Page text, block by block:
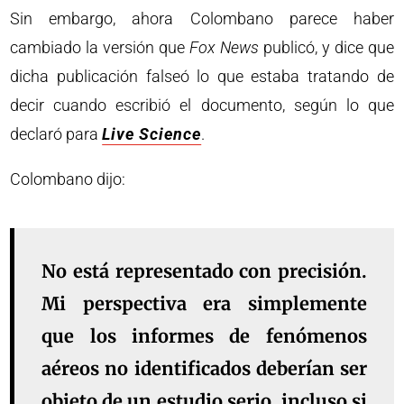
Sin embargo, ahora Colombano parece haber
cambiado la versión que Fox News publicó, y dice que
dicha publicación falseó lo que estaba tratando de
decir cuando escribió el documento, según lo que
declaró paraLive Science.
Colombano dijo:
No está representado con precisión.
Mi perspectiva era simplemente
que los informes de fenómenos
aéreos no identificados deberían ser